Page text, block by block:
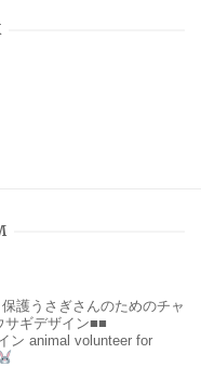
保護うさぎさんのためのチャ
サギデザイン■■
ン animal volunteer for